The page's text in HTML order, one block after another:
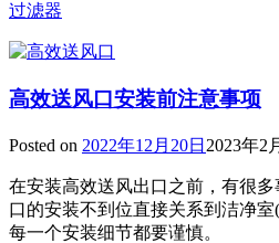
过滤器
高效送风口安装前注意事项
Posted on 2022年12月20日 2023年2
在安装高效送风出口之前，有很
口的安装不到位直接关系到洁净
每一个安装细节都要谨慎。